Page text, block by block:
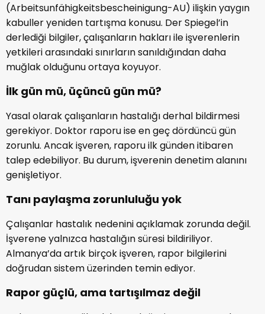
(Arbeitsunfähigkeitsbescheinigung-AU) ilişkin yaygın
kabuller yeniden tartışma konusu. Der Spiegel’in
derlediği bilgiler, çalışanların hakları ile işverenlerin
yetkileri arasındaki sınırların sanıldığından daha
muğlak olduğunu ortaya koyuyor.
İlk gün mü, üçüncü gün mü?
Yasal olarak çalışanların hastalığı derhal bildirmesi
gerekiyor. Doktor raporu ise en geç dördüncü gün
zorunlu. Ancak işveren, raporu ilk günden itibaren
talep edebiliyor. Bu durum, işverenin denetim alanını
genişletiyor.
Tanı paylaşma zorunluluğu yok
Çalışanlar hastalık nedenini açıklamak zorunda değil.
İşverene yalnızca hastalığın süresi bildiriliyor.
Almanya’da artık birçok işveren, rapor bilgilerini
doğrudan sistem üzerinden temin ediyor.
Rapor güçlü, ama tartışılmaz değil